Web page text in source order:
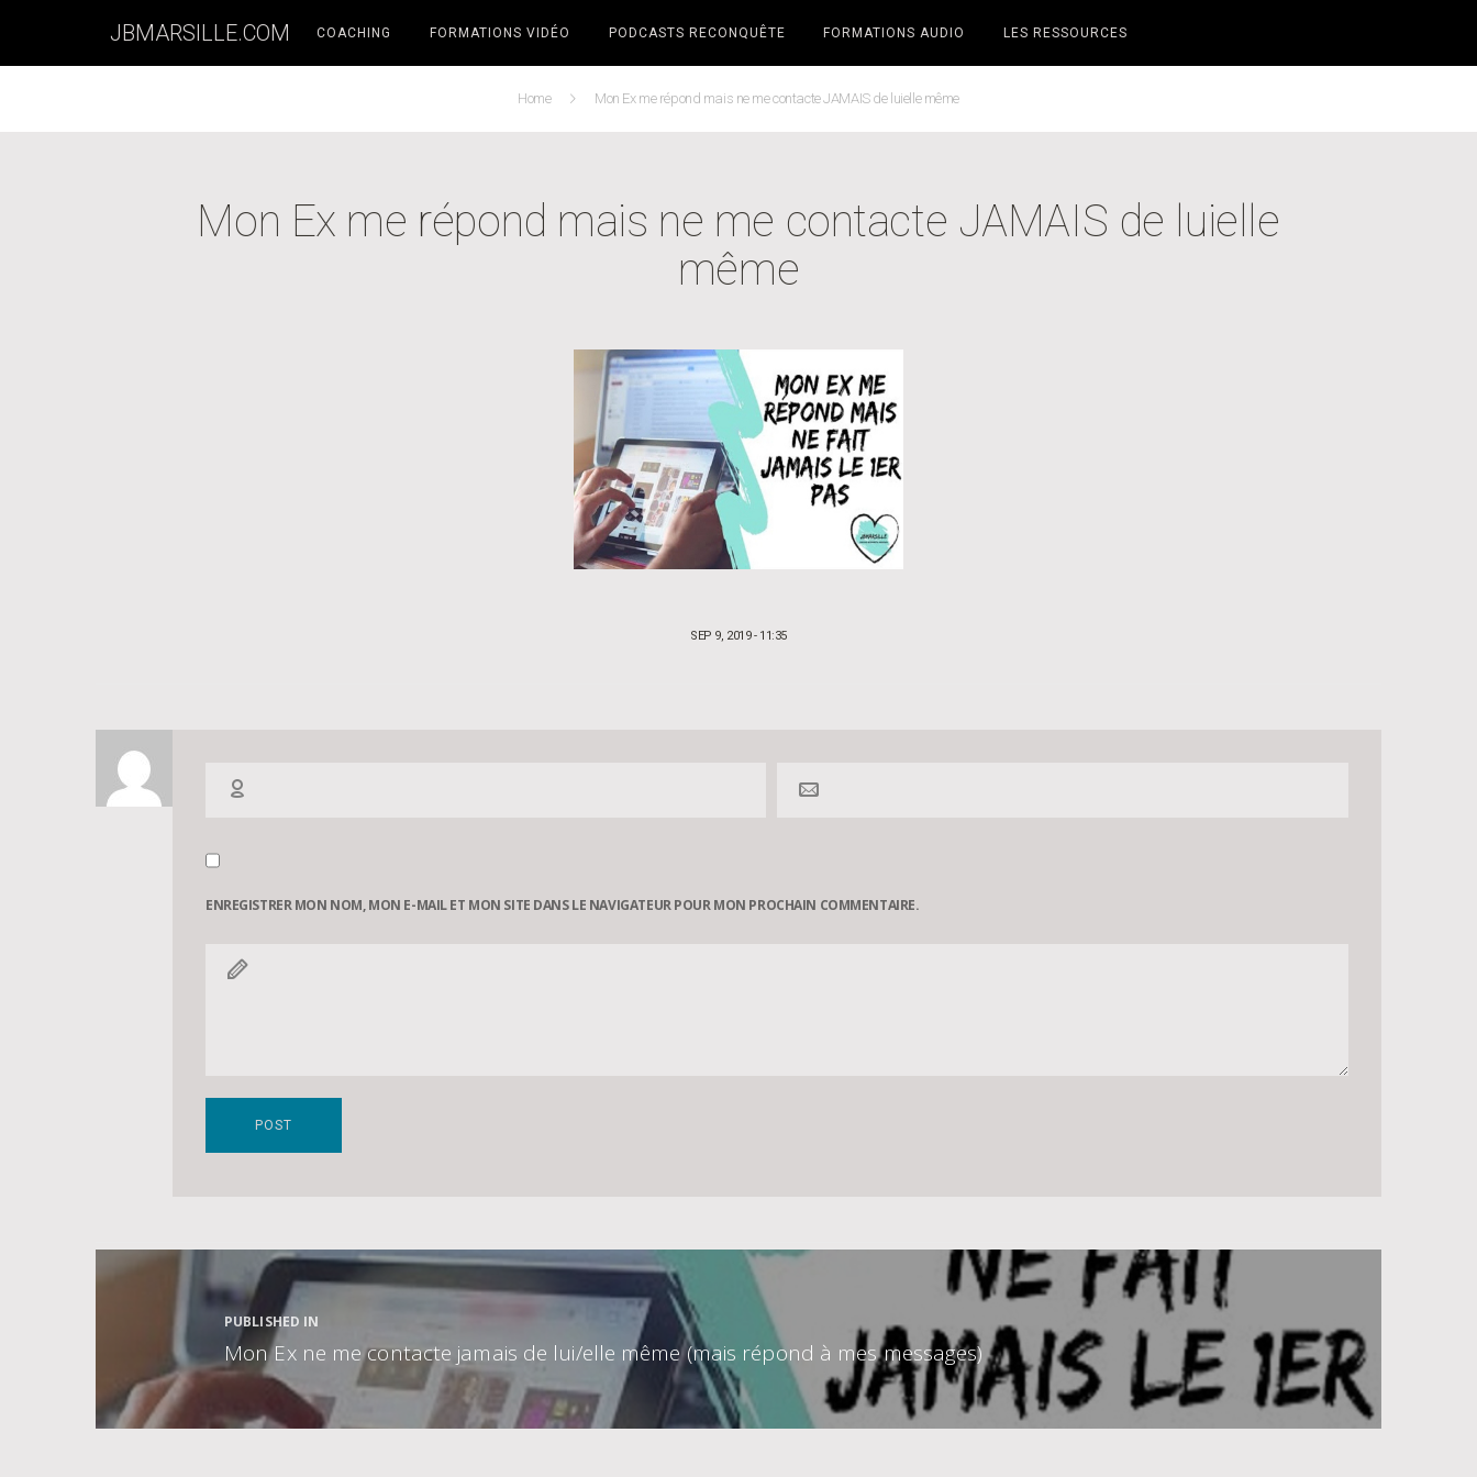
JBMARSILLE.COM COACHING FORMATIONS VIDÉO PODCASTS RECONQUÊTE FORMATIONS AUDIO LES RESSOURCES
Home Mon Ex me répond mais ne me contacte JAMAIS de luielle même
Mon Ex me répond mais ne me contacte JAMAIS de luielle
même
POSTED
SEP 9, 2019 - 11:35
ENREGISTRER MON NOM, MON E-MAIL ET MON SITE DANS LE NAVIGATEUR POUR MON PROCHAIN COMMENTAIRE.
Navigation
de
PUBLISHED IN
Mon Ex ne me contacte jamais de lui/elle même (mais répond à mes messages)